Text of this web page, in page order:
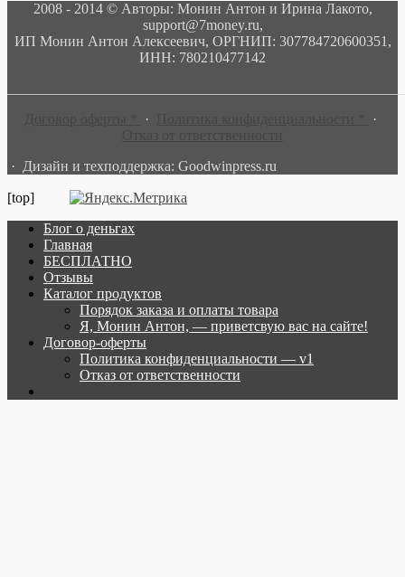
2008 - 2014 © Авторы: Монин Антон и Ирина Лакото,
support@7money.ru,
ИП Монин Антон Алексеевич, ОРГНИП: 307784720600351,
ИНН: 780210477142
·
·
· Дизайн и техподдержка: Goodwinpress.ru
[top]
Блог о деньгах
Главная
БЕСПЛАТНО
Отзывы
Каталог продуктов
Порядок заказа и оплаты товара
Я, Монин Антон, — приветсвую вас на сайте!
Договор-оферты
Политика конфиденциальности — v1
Отказ от ответственности